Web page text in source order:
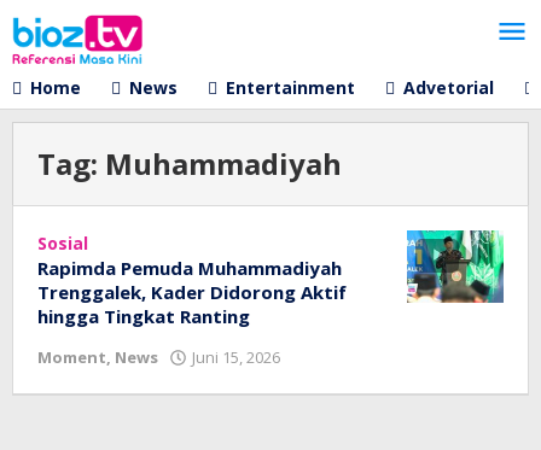
Lewati
ke
konten
Home
News Entertainment Advetorial
Tag: Muhammadiyah
Sosial
Rapimda Pemuda Muhammadiyah
Trenggalek, Kader Didorong Aktif
hingga Tingkat Ranting
Moment, News Juni 15, 2026
tv